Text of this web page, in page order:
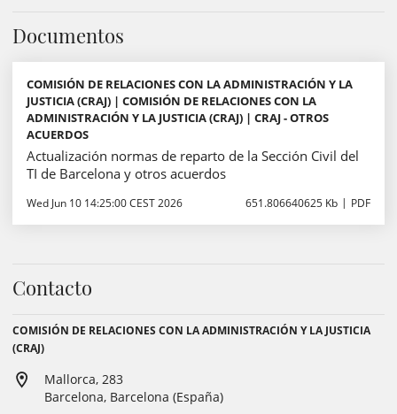
Documentos
COMISIÓN DE RELACIONES CON LA ADMINISTRACIÓN Y LA
JUSTICIA (CRAJ) | COMISIÓN DE RELACIONES CON LA
ADMINISTRACIÓN Y LA JUSTICIA (CRAJ) | CRAJ - OTROS
ACUERDOS
Actualización normas de reparto de la Sección Civil del
TI de Barcelona y otros acuerdos
Wed Jun 10 14:25:00 CEST 2026 651.806640625 Kb PDF
Contacto
COMISIÓN DE RELACIONES CON LA ADMINISTRACIÓN Y LA JUSTICIA
(CRAJ)
Mallorca, 283
Barcelona, Barcelona (España)